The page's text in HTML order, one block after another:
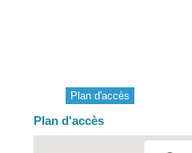
Plan d'accès
Plan d'accès